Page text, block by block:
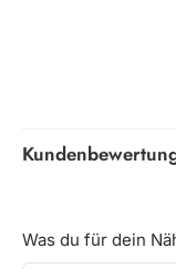
Was du für dein